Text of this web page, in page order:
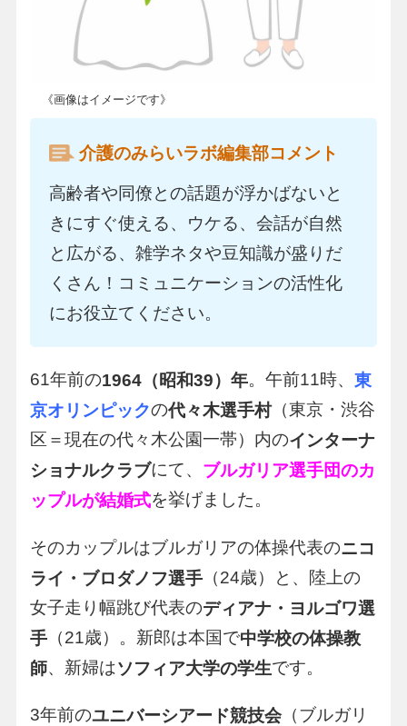
《画像はイメージです》
介護のみらいラボ編集部コメント
高齢者や同僚との話題が浮かばないと
きにすぐ使える、ウケる、会話が自然
と広がる、雑学ネタや豆知識が盛りだ
くさん！コミュニケーションの活性化
にお役立てください。
61年前の1964（昭和39）年。午前11時、 東
京オリンピックの代々木選手村（東京・渋谷
区＝現在の代々木公園一帯）内のインターナ
ショナルクラブにて、 ブルガリア選手団のカ
ップルが結婚式を挙げました。
そのカップルはブルガリアの体操代表のニコ
ライ・ブロダノフ選手（24歳）と、陸上の
女子走り幅跳び代表のディアナ・ヨルゴワ選
手（21歳）。新郎は本国で中学校の体操教
師、新婦はソフィア大学の学生です。
3年前のユニバーシアード競技会（ブルガリ